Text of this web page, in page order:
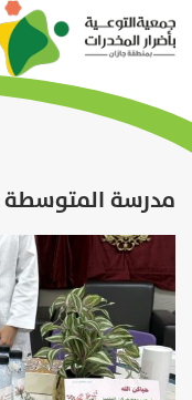
مدرسة المتوسطة